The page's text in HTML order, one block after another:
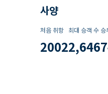
사양
처음 취항
2002
최대 승객 수
2,646
승